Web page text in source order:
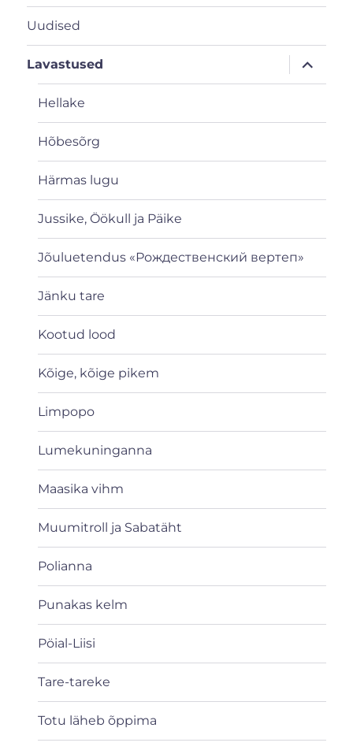
Uudised
Lavastused
laienda
Hellake
Hõbesõrg
Härmas lugu
Jussike, Öökull ja Päike
Jõuluetendus «Рождественский вертеп»
Jänku tare
Kootud lood
Kõige, kõige pikem
Limpopo
Lumekuninganna
Maasika vihm
Muumitroll ja Sabatäht
Polianna
Punakas kelm
Pöial-Liisi
Tare-tareke
Totu läheb õppima